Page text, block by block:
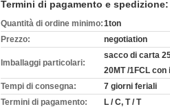
Termini di pagamento e spedizione:
Quantità di ordine minimo:1ton
Prezzo:
negotiation
Imballaggi particolari:
sacco di carta
20MT /1FCL con
Tempi di consegna:
7 giorni feriali
Termini di pagamento:
L / C, T / T